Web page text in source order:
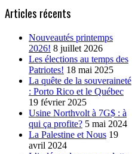
Articles récents
Nouveautés printemps
2026! 8 juillet 2026
Les élections au temps des
Patriotes! 18 mai 2025
La quête de la souveraineté
: Porto Rico et le Québec
19 février 2025
Usine Northvolt à 7G$ : à
qui ça profite? 5 mai 2024
La Palestine et Nous 19
avril 2024